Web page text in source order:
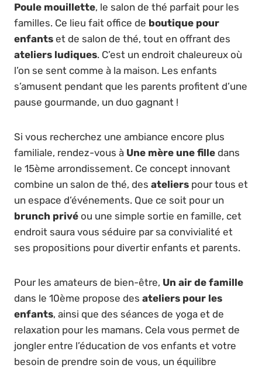
Poule mouillette, le salon de thé parfait pour les
familles. Ce lieu fait office de boutique pour
enfants et de salon de thé, tout en offrant des
ateliers ludiques. C’est un endroit chaleureux où
l’on se sent comme à la maison. Les enfants
s’amusent pendant que les parents profitent d’une
pause gourmande, un duo gagnant !
Si vous recherchez une ambiance encore plus
familiale, rendez-vous à Une mère une fille dans
le 15ème arrondissement. Ce concept innovant
combine un salon de thé, des ateliers pour tous et
un espace d’événements. Que ce soit pour un
brunch privé ou une simple sortie en famille, cet
endroit saura vous séduire par sa convivialité et
ses propositions pour divertir enfants et parents.
Pour les amateurs de bien-être, Un air de famille
dans le 10ème propose des ateliers pour les
enfants, ainsi que des séances de yoga et de
relaxation pour les mamans. Cela vous permet de
jongler entre l’éducation de vos enfants et votre
besoin de prendre soin de vous, un équilibre